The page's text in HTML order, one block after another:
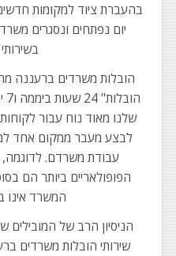
בהעברת ציוד למקומות
יום נפתחים ונסגרים
הובלות משרדים ברעננה
שלנו מאוד נוח עבור
לבצע מעבר ממקום אחד
עבודת משרדם. לדוגמה,
הפופולאריים ביותר הם
המשרד אינו
הניסיון הרב של המובילים
שירותי הובלות משרדים